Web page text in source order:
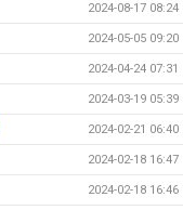
2024-08-17 08:24
2024-05-05 09:20
2024-04-24 07:31
2024-03-19 05:39
2024-02-21 06:40
2024-02-18 16:47
2024-02-18 16:46